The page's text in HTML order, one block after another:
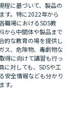
程に基づいて、製品の
す。特に2022年から
職場におけるSDS教
から中間体や製品まで
的な教育の場を提供し
ス、危険物、毒劇物な
得に向けて講習も行っ
に対しても、SDSや工
安全情報なども分かり
。